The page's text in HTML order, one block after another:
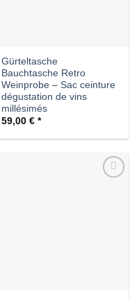
Gürteltasche
Bauchtasche Retro
Weinprobe – Sac ceinture
dégustation de vins
millésimés
59,00€